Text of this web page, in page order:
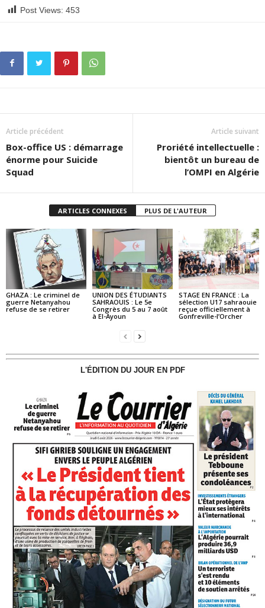
Post Views: 453
Article précédent
Box-office US : démarrage
énorme pour Suicide
Squad
Article suivant
Proriété intellectuelle :
bientôt un bureau de
l’OMPI en Algérie
ARTICLES CONNEXES PLUS DE L'AUTEUR
GHAZA : Le criminel de
guerre Netanyahou
refuse de se retirer
UNION DES ÉTUDIANTS
SAHRAOUIS : Le 5e
Congrès du 5 au 7 août
à El-Ayoun
STAGE EN FRANCE : La
sélection U17 sahraouie
reçue officiellement à
Gonfreville-l’Orcher
L'ÉDITION DU JOUR EN PDF